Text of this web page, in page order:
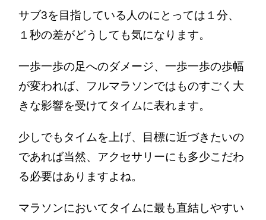
サブ3を目指している人のにとっては１分、
１秒の差がどうしても気になります。
一歩一歩の足へのダメージ、一歩一歩の歩幅
が変われば、フルマラソンではものすごく大
きな影響を受けてタイムに表れます。
少しでもタイムを上げ、目標に近づきたいの
であれば当然、アクセサリーにも多少こだわ
る必要はありますよね。
マラソンにおいてタイムに最も直結しやすい